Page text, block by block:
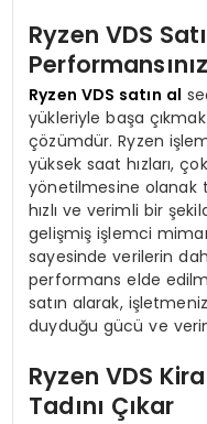
Ryzen VDS
Ryzen VDS satın al
yükleriyle başa
çözümdür. Ryzen
yüksek saat hızları,
yönetilmesine olanak
hızlı ve verimli bir
gelişmiş işlemci
sayesinde verilerin
performans elde
satın alarak,
duyduğu gücü ve
Ryzen VDS
Tadını Çıkar